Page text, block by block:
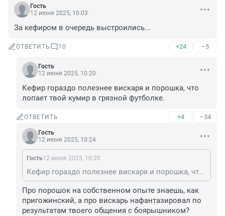
Гость
12 июня 2025, 10:03
За кефиром в очередь выстроились...
ОТВЕТИТЬ 10 +24 –5
Гость
12 июня 2025, 10:20
Кефир гораздо полезнее вискаря и порошка, что
лопает твой кумир в грязной футболке.
ОТВЕТИТЬ +4 –34
Гость
12 июня 2025, 10:24
Гость12 июня 2025, 10:20
Кефир гораздо полезнее вискаря и порошка, что лопает твой кумир в грязной футболке.
Про порошок на собственном опыте знаешь, как
пригожинский, а про вискарь нафантазировал по
результатам твоего общения с боярышником?